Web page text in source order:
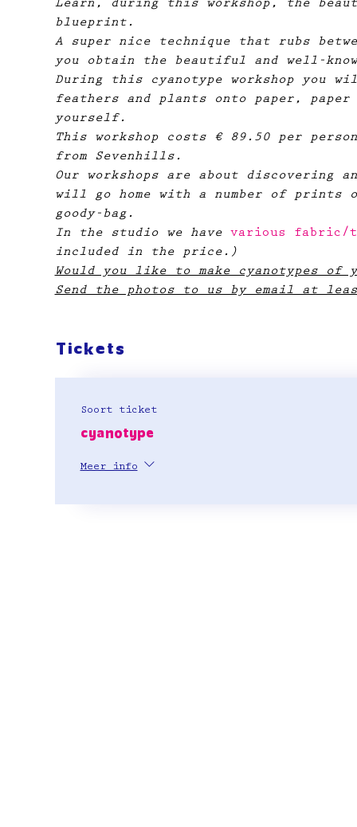
Learn, during this workshop, the
blueprint.
A super nice technique that rubs
you obtain the beautiful and well-
During this cyanotype workshop
feathers and plants onto paper,
yourself.
This workshop costs € 89.50 per
from Sevenhills.​
Our workshops are about discovering
will go home with a number of
goody-bag.
In the studio we have various fabric/
included in the price.)
Would you like to make cyanotypes of
Send the photos to us by email at
Tickets
Soort ticket
cyanotype
Meer info